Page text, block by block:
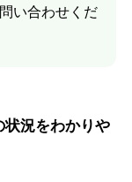
い合わせくだ
状況をわかりや